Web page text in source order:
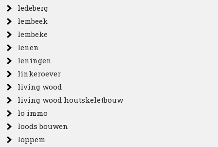
ledeberg
lembeek
lembeke
lenen
leningen
linkeroever
living wood
living wood houtskeletbouw
lo immo
loods bouwen
loppem